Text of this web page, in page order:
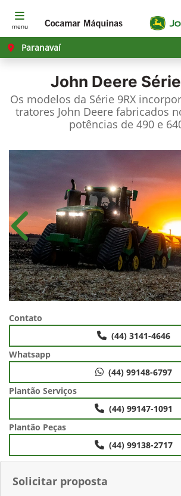
menu
Paranavaí
John Deere
Os modelos da Série 9RX
tratores John Deere fabricados
potências de 490 e
Solicitar proposta
Anterior
Contato
(44) 3141-4646
Whatsapp
(44) 99148-6797
Plantão Serviços
(44) 99147-1091
Plantão Peças
(44) 99138-2717